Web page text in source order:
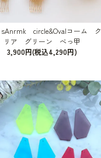
sAnrmk circle&Ovalコーム ク
リア グリーン べっ甲
3,900円(税込4,290円)